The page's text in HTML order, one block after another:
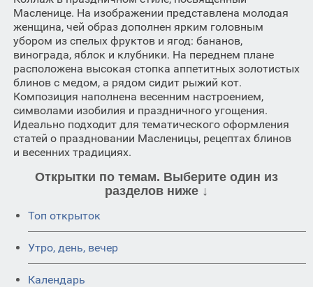
Масленице. На изображении представлена молодая
женщина, чей образ дополнен ярким головным
убором из спелых фруктов и ягод: бананов,
винограда, яблок и клубники. На переднем плане
расположена высокая стопка аппетитных золотистых
блинов с медом, а рядом сидит рыжий кот.
Композиция наполнена весенним настроением,
символами изобилия и праздничного угощения.
Идеально подходит для тематического оформления
статей о праздновании Масленицы, рецептах блинов
и весенних традициях.
Открытки по темам. Выберите один из
разделов ниже ↓
Топ открыток
Утро, день, вечер
Календарь